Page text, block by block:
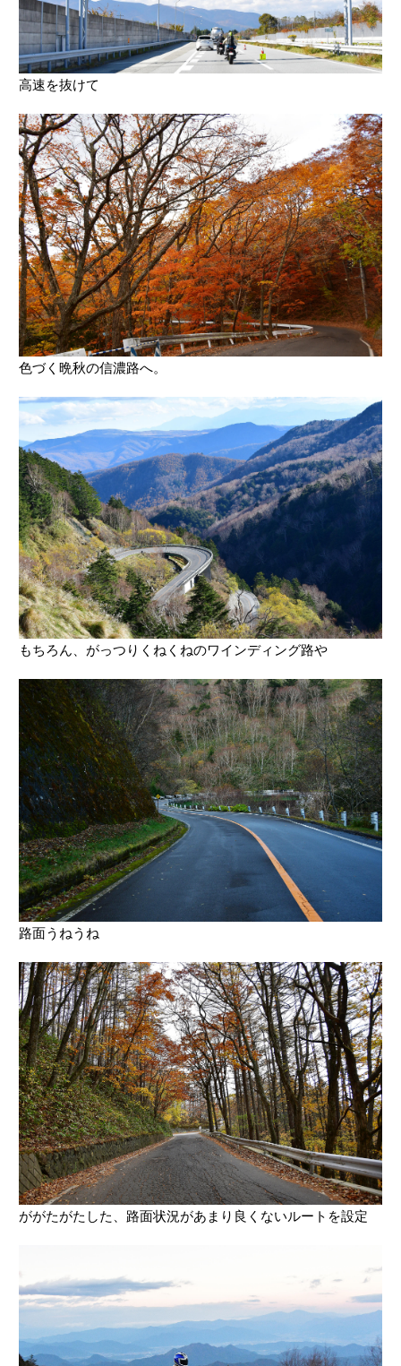
高速を抜けて
色づく晩秋の信濃路へ。
もちろん、がっつりくねくねのワインディング路や
路面うねうね
ががたがたした、路面状況があまり良くないルートを設定